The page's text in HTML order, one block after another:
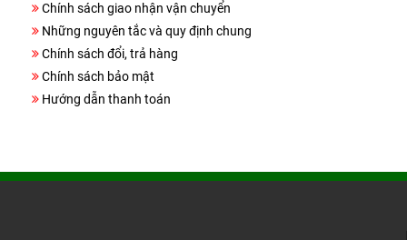
Chính sách giao nhận vận chuyển
Những nguyên tắc và quy định chung
Chính sách đổi, trả hàng
Chính sách bảo mật
Hướng dẫn thanh toán
TUYỂN DỤNG
THANH TOÁN
LIÊN HỆ